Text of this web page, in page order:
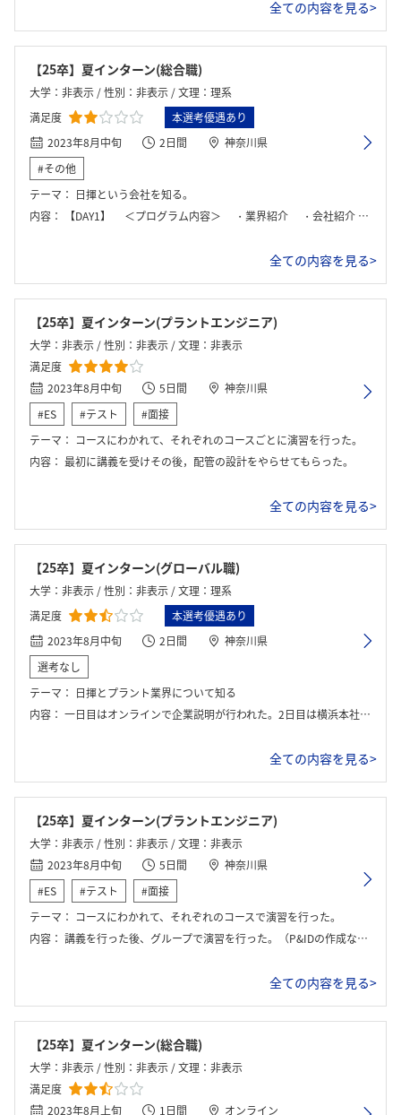
全ての内容を見る>
【25卒】夏インターン(総合職)
大学：非表示 / 性別：非表示 / 文理：理系
満足度
本選考優遇あり
2023年8月中旬
2日間
神奈川県
#その他
テーマ： 日揮という会社を知る。
内容：
【DAY1】 ＜プログラム内容＞ ・業界紹介 ・会社紹介 ・社員との座談会 【DAY2】 ＜プログラム内容＞ EPC体感ボードゲーム （当社のビジネスの根幹である設計(E)調達(P)建設(C)を丸ごと体感）
全ての内容を見る>
【25卒】夏インターン(プラントエンジニア)
大学：非表示 / 性別：非表示 / 文理：非表示
満足度
2023年8月中旬
5日間
神奈川県
#ES
#テスト
#面接
テーマ： コースにわかれて、それぞれのコースごとに演習を行った。
内容： 最初に講義を受けその後，配管の設計をやらせてもらった。
全ての内容を見る>
【25卒】夏インターン(グローバル職)
大学：非表示 / 性別：非表示 / 文理：理系
満足度
本選考優遇あり
2023年8月中旬
2日間
神奈川県
選考なし
テーマ： 日揮とプラント業界について知る
内容： 一日目はオンラインで企業説明が行われた。2日目は横浜本社でカードを使ったプラント建設のシミュレーションゲームを行った。
全ての内容を見る>
【25卒】夏インターン(プラントエンジニア)
大学：非表示 / 性別：非表示 / 文理：非表示
2023年8月中旬
5日間
神奈川県
#ES
#テスト
#面接
テーマ： コースにわかれて、それぞれのコースで演習を行った。
内容： 講義を行った後、グループで演習を行った。（P&IDの作成など）インターンシップの合間に座談会が複数回開催された。
全ての内容を見る>
【25卒】夏インターン(総合職)
大学：非表示 / 性別：非表示 / 文理：非表示
満足度
2023年8月上旬
1日間
オンライン